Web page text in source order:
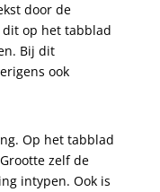
door de
dit op het tabblad
Bij dit
ook
Op het tabblad
zelf de
intypen. Ook is